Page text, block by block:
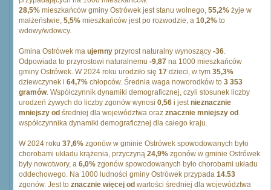
28,5% mieszkańców gminy Ostrówek jest stanu wolnego, 55,2% żyje w
małżeństwie, 5,5% mieszkańców jest po rozwodzie, a 10,2% to
wdowy/wdowcy.
Gmina Ostrówek ma ujemny przyrost naturalny wynoszący -36.
Odpowiada to przyrostowi naturalnemu -9,87 na 1000 mieszkańców
gminy Ostrówek. W 2024 roku urodziło się 17 dzieci, w tym 35,3%
dziewczynek i 64,7% chłopców. Średnia waga noworodków to 3 353
gramów. Współczynnik dynamiki demograficznej, czyli stosunek liczby
urodzeń żywych do liczby zgonów wynosi 0,56 i jestnieznacznie
mniejszy od średniej dla województwa oraz znacznie mniejszy od
współczynnika dynamiki demograficznej dla całego kraju.
W 2024 roku 37,6% zgonów w gminie Ostrówek spowodowanych było
chorobami układu krążenia, przyczyną 24,9% zgonów w gminie Ostrówek
były nowotwory, a 6,0% zgonów spowodowanych było chorobami układu
oddechowego. Na 1000 ludności gminy Ostrówek przypada 14.53
zgonów. Jest to znacznie więcej od wartości średniej dla województwa